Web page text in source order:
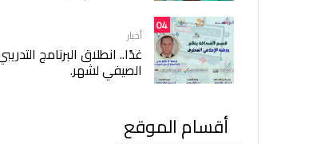
04
أخبار
غدًا.. انطلاق البرنامج
الصيفي لشهر.
أقسام الموقع